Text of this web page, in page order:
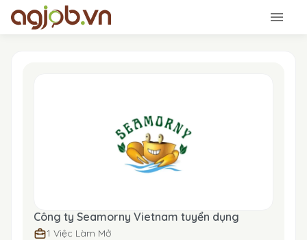
Công ty Seamorny Vietnam tuyển dụng
1 Việc Làm Mở